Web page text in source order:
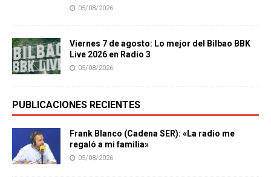
05/08/2026
Viernes 7 de agosto: Lo mejor del Bilbao BBK
Live 2026 en Radio 3
05/08/2026
PUBLICACIONES RECIENTES
Frank Blanco (Cadena SER): «La radio me
regaló a mi familia»
05/08/2026